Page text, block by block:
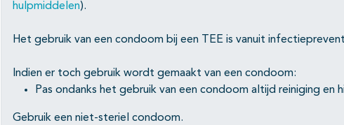
hulpmiddelen).
Het gebruik van een condoom bij een TEE is vanuit
Indien er toch gebruik wordt gemaakt van een condoom:
Pas ondanks het gebruik van een condoom altijd reiniging
Gebruik een niet-steriel condoom.